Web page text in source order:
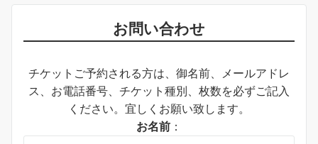
お問い合わせ
チケットご予約される方は、御名前、メールアドレ
ス、お電話番号、チケット種別、枚数を必ずご記入
ください。宜しくお願い致します。
お名前 ：